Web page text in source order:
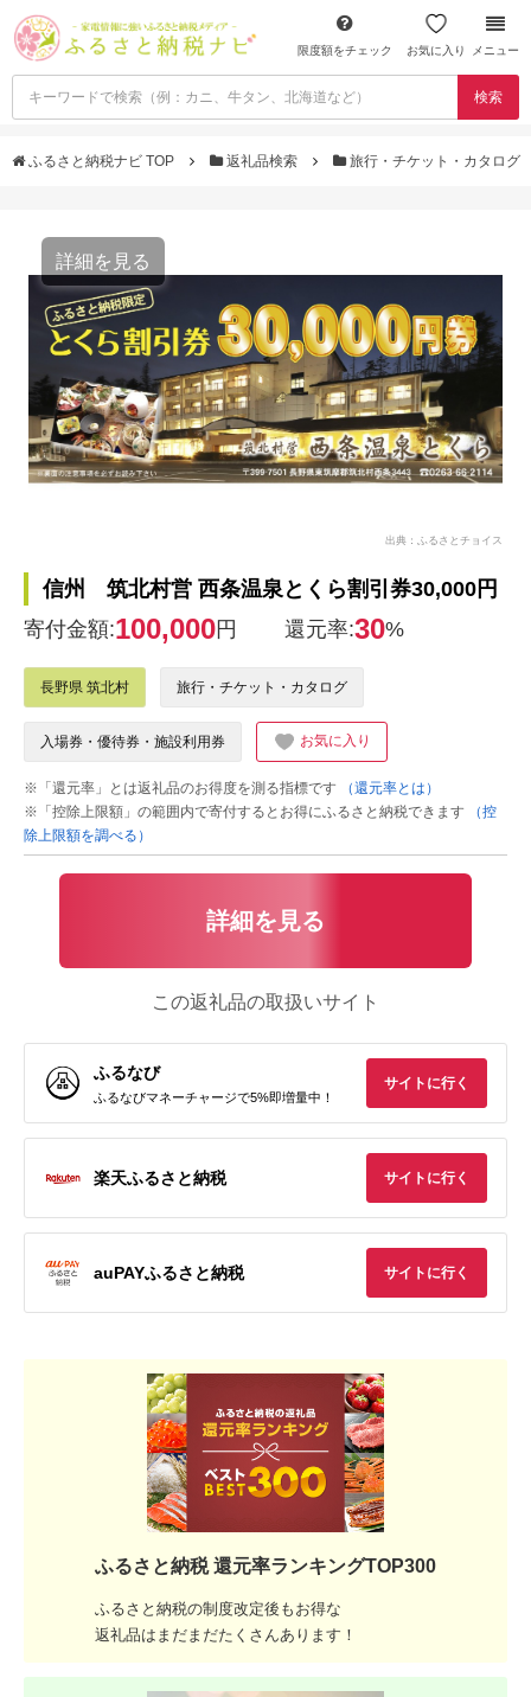
限度額をチェック お気に入り メニュー
検索
ふるさと納税ナビ TOP 返礼品検索 旅行・チケット・カタログ
詳細を見る
出典：ふるさとチョイス
信州 筑北村営 西条温泉とくら割引券30,000円
寄付金額:100,000円 還元率:30%
長野県 筑北村 旅行・チケット・カタログ
入場券・優待券・施設利用券 お気に入り
※「還元率」とは返礼品のお得度を測る指標です
（還元率とは）
※「控除上限額」の範囲内で寄付するとお得にふるさと納税できます
（控
除上限額を調べる）
詳細を見る
この返礼品の取扱いサイト
ふるなび
ふるなびマネーチャージで5%即増量中！
サイトに行く
楽天ふるさと納税 サイトに行く
auPAYふるさと納税 サイトに行く
ふるさと納税 還元率ランキングTOP300
ふるさと納税の制度改定後もお得な
返礼品はまだまだたくさんあります！